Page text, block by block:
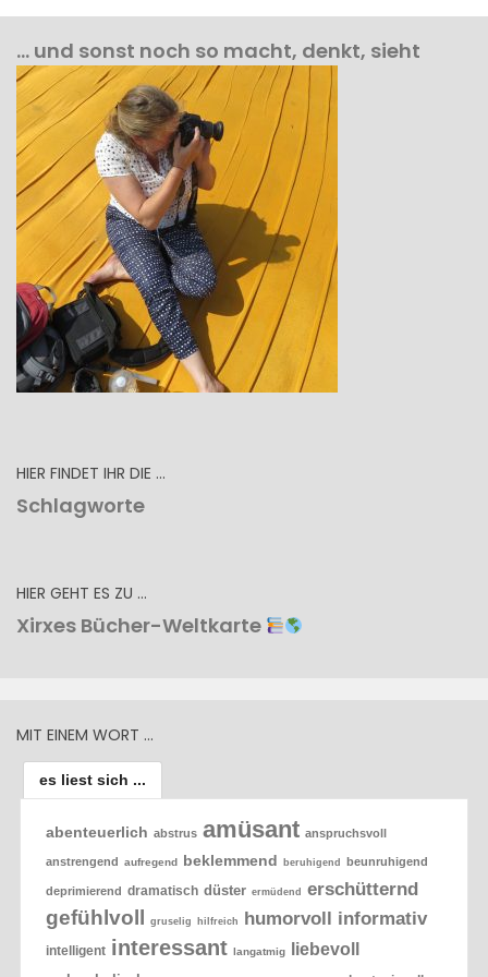
… und sonst noch so macht, denkt, sieht
HIER FINDET IHR DIE …
Schlagworte
HIER GEHT ES ZU …
Xirxes Bücher-Weltkarte
MIT EINEM WORT …
es liest sich ...
abenteuerlich abstrus amüsant anspruchsvoll
anstrengend aufregend beklemmend beruhigend beunruhigend
deprimierend dramatisch düster ermüdend erschütternd
gefühlvoll gruselig hilfreich humorvoll informativ
intelligent interessant langatmig liebevoll